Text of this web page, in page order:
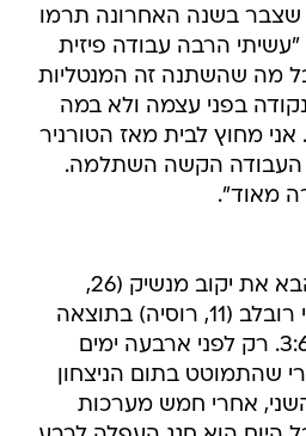
שצבר בשנה האחרונה תרמו
הרבה עבודה פיזית
מה שהשתנה זה המנטליות
בפני עצמה ולא במה
מחוץ לבית מאז הטורניר
העבודה הקשה השתלמה.
מאוד".
פונסקה יפגוש בשלב הבא את יקוב מנשיק (26,
צ'כיה) שגבר על אנדריי רובלב (11, רוסיה) בתוצאה
3:6, 6:7 (6), 6:4, 6:2, 3:6. רק לפני ארבעה ימים
שהתמוטט בתום הניצחון
אחרי חמש מערכות